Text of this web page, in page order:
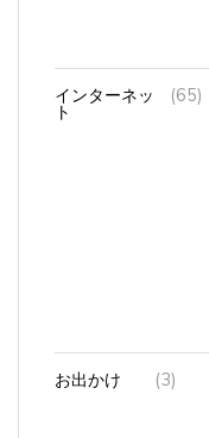
インターネッ
ト
(65)
お出かけ (3)